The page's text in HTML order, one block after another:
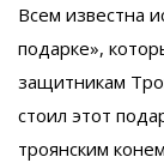
Всем известна
подарке»,
защитникам
стоил этот
троянским